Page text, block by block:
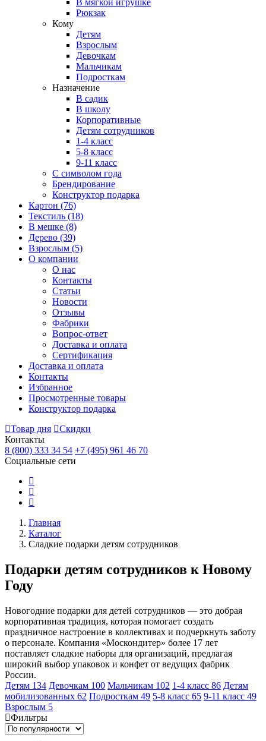
В мягкой игрушке
Рюкзак
Кому
Детям
Взрослым
Девочкам
Мальчикам
Подросткам
Назначение
В садик
В школу
Корпоративные
Детям сотрудников
1-4 класс
5-8 класс
9-11 класс
С символом года
Брендирование
Конструктор подарка
Картон (76)
Текстиль (18)
В мешке (8)
Дерево (39)
Взрослым (5)
О компании
О нас
Контакты
Статьи
Новости
Отзывы
Фабрики
Вопрос-ответ
Доставка и оплата
Сертификация
Доставка и оплата
Контакты
Избранное
Просмотренные товары
Конструктор подарка
Товар дня
Скидки
Контакты
8 (800) 333 34 54 +7 (495) 961 46 70
Социальные сети
Главная
Каталог
Сладкие подарки детям сотрудников
Подарки детям сотрудников к Новому
Году
Новогодние подарки для детей сотрудников — это добрая
корпоративная традиция, которая помогает создать
праздничное настроение в коллективах и подчеркнуть заботу
о персонале. Компания «Москондитер» более 17 лет
поставляет сладкие наборы для организаций, предлагая
широкий выбор упаковок и конфет от ведущих фабрик
России.
Детям 134 Девочкам 100 Мальчикам 102 1-4 класс 86 Детям
мобилизованных 62 Подросткам 49 5-8 класс 65 9-11 класс 49
Взрослым 5
Фильтры